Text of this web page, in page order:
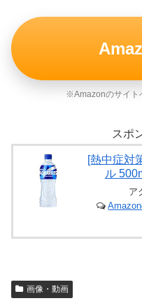
※Amazonのサイト
スポ
[熱中症対
ル
ア
画像・動画